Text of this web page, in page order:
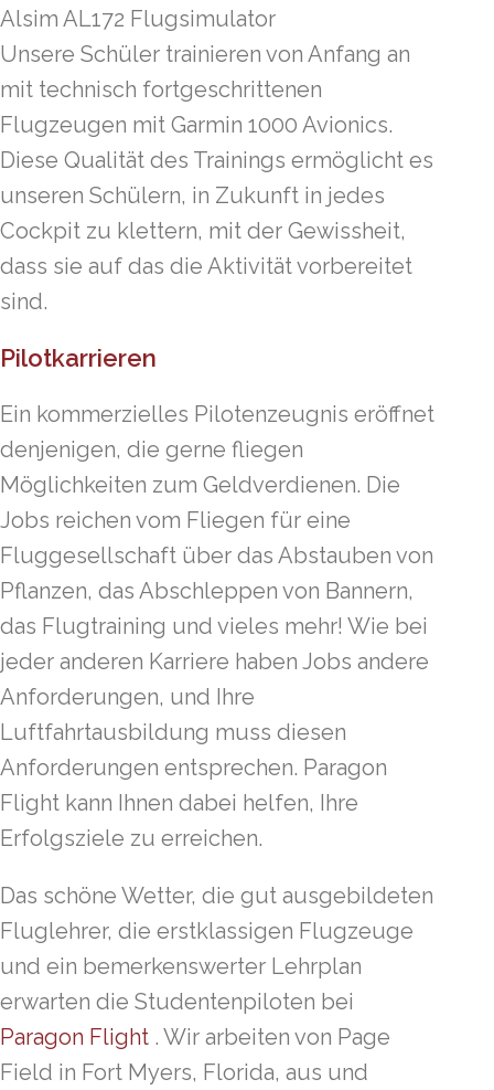
Alsim AL172 Flugsimulator
Unsere Schüler trainieren von Anfang an
mit technisch fortgeschrittenen
Flugzeugen mit Garmin 1000 Avionics.
Diese Qualität des Trainings ermöglicht es
unseren Schülern, in Zukunft in jedes
Cockpit zu klettern, mit der Gewissheit,
dass sie auf das die Aktivität vorbereitet
sind.
Pilotkarrieren
Ein kommerzielles Pilotenzeugnis eröffnet
denjenigen, die gerne fliegen
Möglichkeiten zum Geldverdienen. Die
Jobs reichen vom Fliegen für eine
Fluggesellschaft über das Abstauben von
Pflanzen, das Abschleppen von Bannern,
das Flugtraining und vieles mehr! Wie bei
jeder anderen Karriere haben Jobs andere
Anforderungen, und Ihre
Luftfahrtausbildung muss diesen
Anforderungen entsprechen. Paragon
Flight kann Ihnen dabei helfen, Ihre
Erfolgsziele zu erreichen.
Das schöne Wetter, die gut ausgebildeten
Fluglehrer, die erstklassigen Flugzeuge
und ein bemerkenswerter Lehrplan
erwarten die Studentenpiloten bei
Paragon Flight . Wir arbeiten von Page
Field in Fort Myers, Florida, aus und